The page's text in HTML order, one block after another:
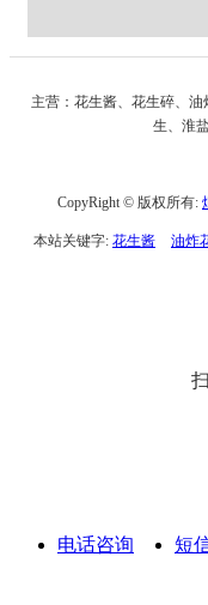
主营：花生酱、花生碎、
生、淮
CopyRight © 版权所有:
本站关键字: 花生酱 油炸
电话咨询 短